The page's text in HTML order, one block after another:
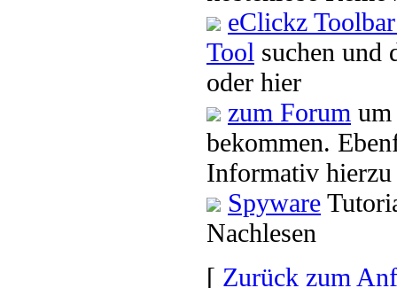
eClickz
Tool suchen und
oder hier
zum Forum
bekommen.
Informativ hierzu
Spyware
Nachlesen
[ Zurück zum